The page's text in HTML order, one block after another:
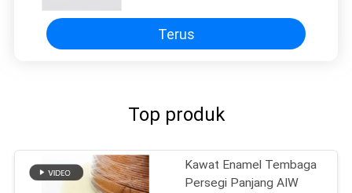
Terus
Top produk
Kawat Enamel Tembaga
Persegi Panjang AIW